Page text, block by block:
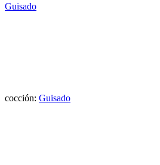
Guisado
cocción: Guisado